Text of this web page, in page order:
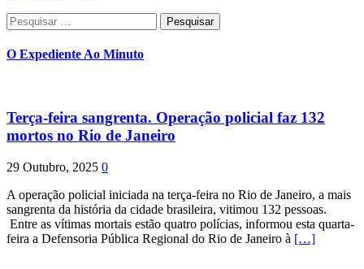
Pesquisar
por:
O Expediente Ao Minuto
Terça-feira sangrenta. Operação policial faz 132
mortos no Rio de Janeiro
29 Outubro, 2025 0
A operação policial iniciada na terça-feira no Rio de Janeiro, a mais
sangrenta da história da cidade brasileira, vitimou 132 pessoas.
Entre as vítimas mortais estão quatro polícias, informou esta quarta-
feira a Defensoria Pública Regional do Rio de Janeiro à […]